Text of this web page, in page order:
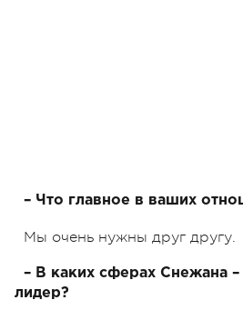
– Что главное в ваших
Мы очень нужны друг другу.
– В каких сферах Снежана
лидер?